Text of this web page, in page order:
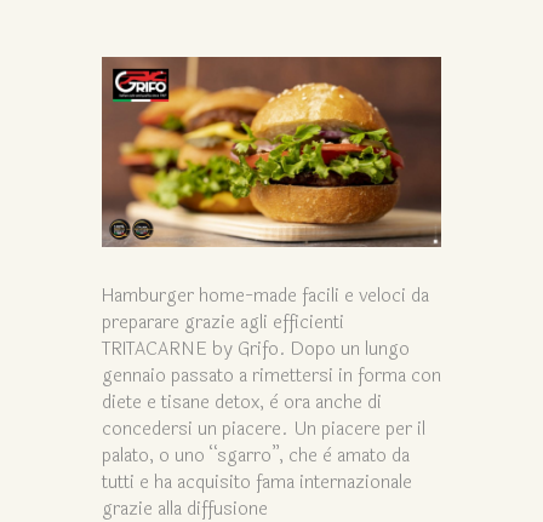
Hamburger home-made facili e veloci da
preparare grazie agli efficienti
TRITACARNE by Grifo. Dopo un lungo
gennaio passato a rimettersi in forma con
diete e tisane detox, è ora anche di
concedersi un piacere. Un piacere per il
palato, o uno “sgarro”, che è amato da
tutti e ha acquisito fama internazionale
grazie alla diffusione